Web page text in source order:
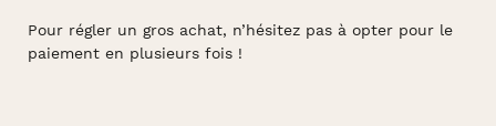
Pour régler un gros achat, n’hésitez pas à opter pour le
paiement en plusieurs fois !